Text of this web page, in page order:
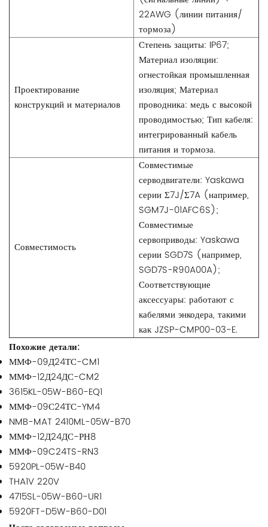
22AWG (линии питания/
тормоза)
Проектирование
конструкций и материалов
Степень защиты: IP67;
Материал изоляции:
огнестойкая промышленная
изоляция; Материал
проводника: медь с высокой
проводимостью; Тип кабеля:
интегрированный кабель
питания и тормоза.
Совместимость
Совместимые
серводвигатели: Yaskawa
серии Σ7J/Σ7A (например,
SGM7J-01AFC6S);
Совместимые
сервоприводы: Yaskawa
серии SGD7S (например,
SGD7S-R90A00A);
Соответствующие
аксессуары: работают с
кабелями энкодера, такими
как JZSP-CMP00-03-E.
Похожие детали:
ММФ-09Д24ТС-CM1
ММФ-12Д24ДС-CM2
3615KL-05W-B60-EQ1
ММФ-09С24ТС-YM4
NMB-MAT 2410ML-05W-B70
ММФ-12Д24ДС-РН8
ММФ-09C24TS-RN3
5920PL-05W-B40
THA1V 220V
4715SL-05W-B60-UR1
5920FT-D5W-B60-D01